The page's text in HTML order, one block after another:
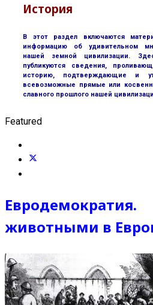
История
В этот раздел включаются
информацию об удивительном
нашей земной цивилизации.
публикуются сведения,
историю, подтверждающие и
всевозможные прямые или
славного прошлого нашей
Featured
животными в